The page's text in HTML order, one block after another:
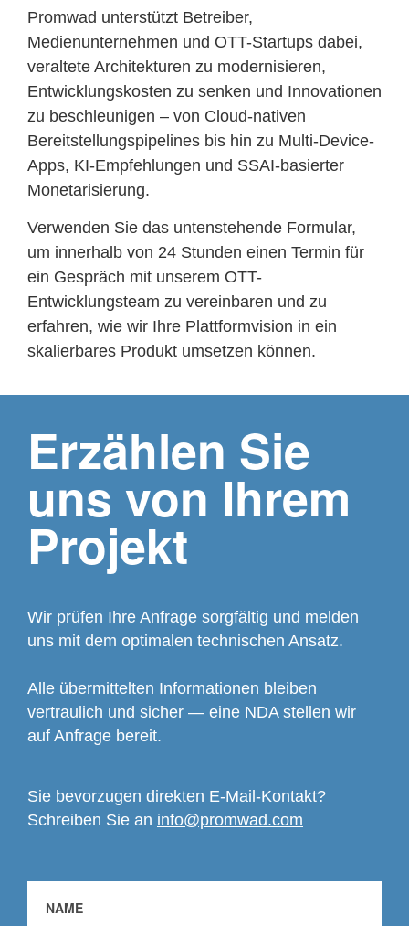
Promwad unterstützt Betreiber,
Medienunternehmen und OTT-Startups dabei,
veraltete Architekturen zu modernisieren,
Entwicklungskosten zu senken und Innovationen
zu beschleunigen – von Cloud-nativen
Bereitstellungspipelines bis hin zu Multi-Device-
Apps, KI-Empfehlungen und SSAI-basierter
Monetarisierung.
Verwenden Sie das untenstehende Formular,
um innerhalb von 24 Stunden einen Termin für
ein Gespräch mit unserem OTT-
Entwicklungsteam zu vereinbaren und zu
erfahren, wie wir Ihre Plattformvision in ein
skalierbares Produkt umsetzen können.
Erzählen Sie
uns von Ihrem
Projekt
Wir prüfen Ihre Anfrage sorgfältig und melden
uns mit dem optimalen technischen Ansatz.
Alle übermittelten Informationen bleiben
vertraulich und sicher — eine NDA stellen wir
auf Anfrage bereit.
Sie bevorzugen direkten E-Mail-Kontakt?
Schreiben Sie an info@promwad.com
NAME